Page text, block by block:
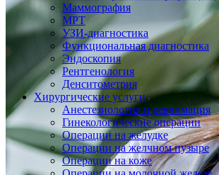
Маммография
МРТ
УЗИ-диагностика
Функциональная диагностика
Эндоскопия
Рентгенология
Денситометрия
Хирургические услуги
Анестезиология и реанимация
Гинекологические операции
Операции на желудке
Операции на желчном пузыре
Операции на коже